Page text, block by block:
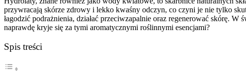
przywracają skórze zdrowy i lekko kwaśny odczyn, co czyni je nie tylko
łagodzić podrażnienia, działać przeciwzapalnie oraz regenerować skórę.
naprawdę kryje się za tymi aromatycznymi roślinnymi esencjami?
Spis treści